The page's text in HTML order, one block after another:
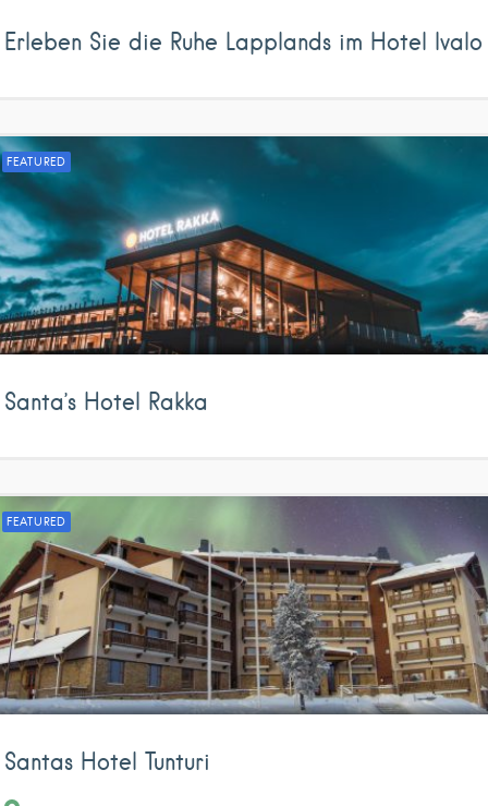
Erleben Sie die Ruhe Lapplands im Hotel Ivalo
FEATURED
Santa’s Hotel Rakka
FEATURED
Santas Hotel Tunturi